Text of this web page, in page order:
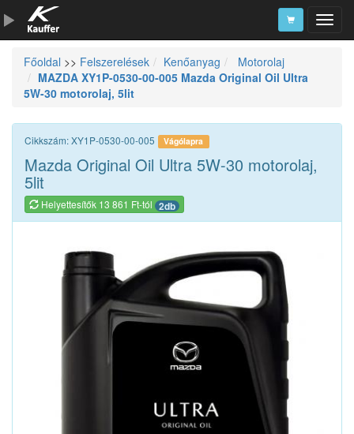
Szerszámkatalógus
Kosár
Alkatrészek
Főoldal >> Felszerelések Kenőanyag
Motorolaj
MAZDA XY1P-0530-00-005 Mazda Original Oil Ultra
5W-30 motorolaj, 5lit
Cikkszám: XY1P-0530-00-005 Vágólapra
Mazda Original Oil Ultra 5W-30 motorolaj,
5lit
Helyettesítők 13 861 Ft-tól 2db